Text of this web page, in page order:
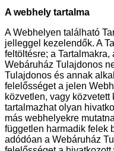
A webhely tartalma
A Webhelyen található
jelleggel kezelendők. A
feltöltésre; a
Webáruház Tulajdonos
Tulajdonos és annak
felelősséget a jelen
közvetlen, vagy közvetett
tartalmazhat olyan
más webhelyekre
független harmadik felek
adódóan a Webáruház